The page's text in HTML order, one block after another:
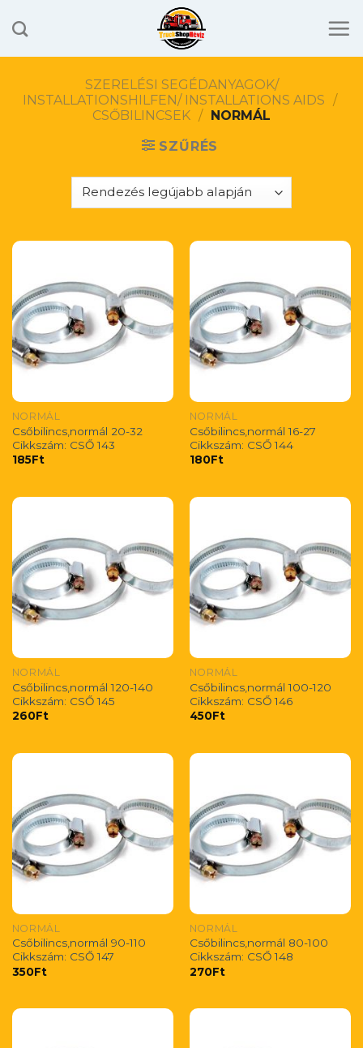
to
SZERELÉSI SEGÉDANYAGOK/
INSTALLATIONSHILFEN/ INSTALLATIONS AIDS /
CSŐBILINCSEK / NORMÁL
SZŰRÉS
NORMÁL
Csőbilincs,normál 20-32
Cikkszám: CSŐ 143
185Ft
NORMÁL
Csőbilincs,normál 16-27
Cikkszám: CSŐ 144
180Ft
NORMÁL
Csőbilincs,normál 120-140
Cikkszám: CSŐ 145
260Ft
NORMÁL
Csőbilincs,normál 100-120
Cikkszám: CSŐ 146
450Ft
NORMÁL
Csőbilincs,normál 90-110
Cikkszám: CSŐ 147
350Ft
NORMÁL
Csőbilincs,normál 80-100
Cikkszám: CSŐ 148
270Ft